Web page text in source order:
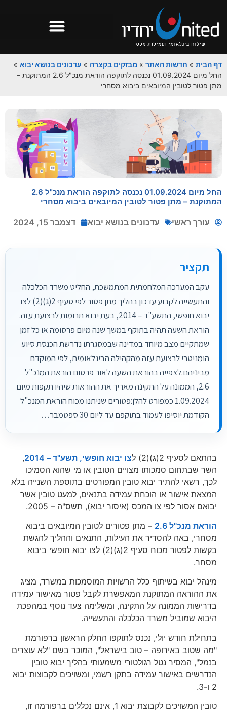
דף הבית » חדשות האתר » מבזקים בקצרה » עדכונים בנושא יבוא »
החל מיום 01.09.2024 נכנסה לתוקפה הוראת מנכ"ל 2.6 המתוקנת –
מתן פטור לטובין המיובאים ביבוא מסחרי
החל מיום 01.09.2024 נכנסה לתוקפה הוראת מנכ"ל 2.6
המתוקנת – מתן פטור לטובין המיובאים ביבוא מסחרי
עורך ראשי עדכונים בנושא יבוא דצמבר 15, 2024
תקציר
עקב המערכה המלחמתית המתמשכת, החליט משרד הכלכלה
והתעשייה לקבוע עדכון בהליך מתן פטור לפי סעיף 2(ג)(2) לצו
יבוא חופשי, התשע"ד – 2014, בעת יבוא תרומות לרצועת עזה.
הוראת השעה תהיה בתוקף במשך שנה מיום פרסומה או כל זמן
שמתקיים מצב מיוחד במדינה שבמסגרתו נדרשת הכנסת סיוע
הומניטרי לרצועת עזה מהקהילה הבינלאומית, לפי המוקדם
מביניהם.לצפייה בהוראת השעה לאור פרסום הוראת המנכ"ל
2.6, הממונה על התקינה מאריך את ההוראות שיהיו תקפות מיום
1.09.2024 כמפורט להלן:פטורים שניתנו מכוח הוראת המנכ"ל
הקודמת יוסיפו לעמוד בתוקפם עד ליום 30 ספטמבר…
בהתאם לסעיף 2(ג)(2) ל צו יבוא חופשי, תשע"ד – 2014
,
השר שבתחום סמכותו מצויים הטובין או מי שהוא הסמיכו
לכך, רשאי להתיר יבוא טובין המפורטים בתוספת השנייה בלא
המצאת אישור או הוכחת עמידה בתנאים, למעט טובין אשר
יבואם אסור לפי צו המכס (איסור יבוא), תשס"ה – 2005.
הוראת מנכ"ל 2.6
– מתן פטורים לטובין המיובאים ביבוא
מסחרי, באה להסדיר את העילות, התנאים וההליך להגשת
בקשות לפטור מכוח סעיף 2(ג)(2) לצו יבוא חופשי ביבוא
מסחר.
מינהל יבוא בשיתוף כלל הרשויות המוסמכות במשרד, מציג
את ההוראה המתוקנת המאפשרת לקבל פטור מאישור עמידה
בדרישות הממונה על התקינה, ומשלימה צעד נוסף במהפכת
היבוא שמוביל משרד הכלכלה והתעשייה.
בתחילת חודש יולי, נכנס לתוקפו החלק הראשון ברפורמת
"מה שטוב באירופה – טוב בישראל", המוכר בשם "לא עוצרים
בנמל", המסיר נטל רגולטורי משמעותי בהליך יבוא טובין
הנדרשים באישור עמידה בתקן רשמי, ומשויכים לקבוצות יבוא
2 ו-3.
טובין המשויכים לקבוצת יבוא 1, אינם נכללים ברפורמה זו,